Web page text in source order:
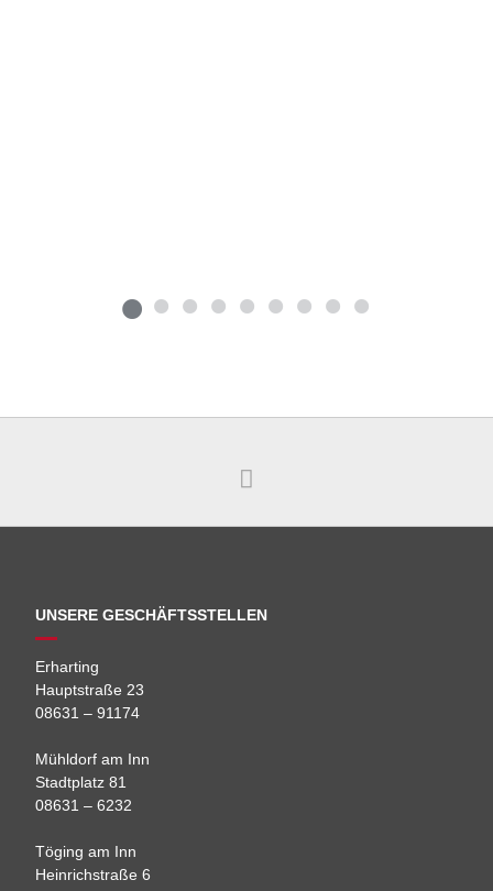
UNSERE GESCHÄFTSSTELLEN
Erharting
Hauptstraße 23
08631 – 91174
Mühldorf am Inn
Stadtplatz 81
08631 – 6232
Töging am Inn
Heinrichstraße 6